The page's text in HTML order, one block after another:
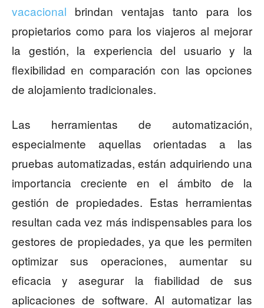
vacacional brindan ventajas tanto para los
propietarios como para los viajeros al mejorar
la gestión, la experiencia del usuario y la
flexibilidad en comparación con las opciones
de alojamiento tradicionales.
Las herramientas de automatización,
especialmente aquellas orientadas a las
pruebas automatizadas, están adquiriendo una
importancia creciente en el ámbito de la
gestión de propiedades. Estas herramientas
resultan cada vez más indispensables para los
gestores de propiedades, ya que les permiten
optimizar sus operaciones, aumentar su
eficacia y asegurar la fiabilidad de sus
aplicaciones de software. Al automatizar las